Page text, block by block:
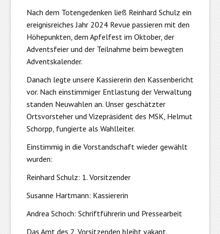
Nach dem Totengedenken ließ Reinhard Schulz ein
ereignisreiches Jahr 2024 Revue passieren mit den
Höhepunkten, dem Apfelfest im Oktober, der
Adventsfeier und der Teilnahme beim bewegten
Adventskalender.
Danach legte unsere Kassiererin den Kassenbericht
vor. Nach einstimmiger Entlastung der Verwaltung
standen Neuwahlen an. Unser geschätzter
Ortsvorsteher und Vizepräsident des MSK, Helmut
Schorpp, fungierte als Wahlleiter.
Einstimmig in die Vorstandschaft wieder gewählt
wurden:
Reinhard Schulz: 1. Vorsitzender
Susanne Hartmann: Kassiererin
Andrea Schoch: Schriftführerin und Pressearbeit
Das Amt des 2. Vorsitzenden bleibt vakant.